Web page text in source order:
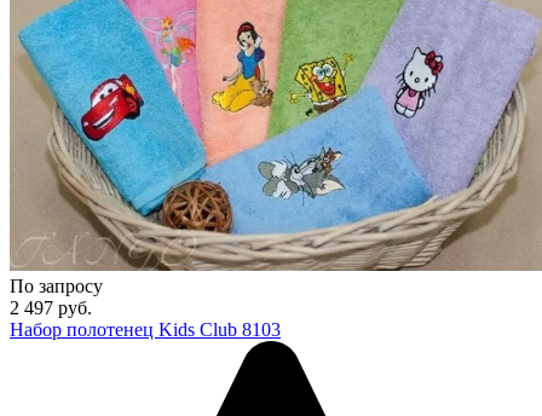
По запросу
2 497 руб.
Набор полотенец Kids Club 8103